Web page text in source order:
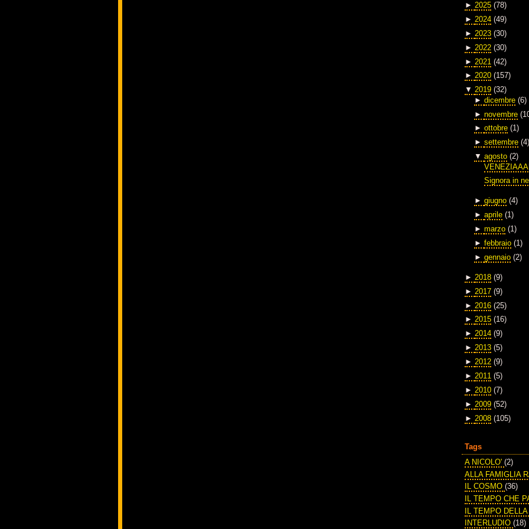
► 2025 (78)
► 2024 (49)
► 2023 (30)
► 2022 (30)
► 2021 (42)
► 2020 (157)
▼ 2019 (32)
► dicembre (6)
► novembre
► ottobre (1)
► settembre (4)
▼ agosto (2)
Signora in
► giugno (4)
► aprile (1)
► marzo (1)
► febbraio (1)
► gennaio (2)
► 2018 (9)
► 2017 (9)
► 2016 (25)
► 2015 (16)
► 2014 (9)
► 2013 (5)
► 2012 (9)
► 2011 (5)
► 2010 (7)
► 2009 (52)
► 2008 (105)
Tags
A NICOLO' (2)
ALLA FAMIGLIA
IL COSMO (36)
IL TEMPO CHE
IL TEMPO
INTERLUDIO (18)